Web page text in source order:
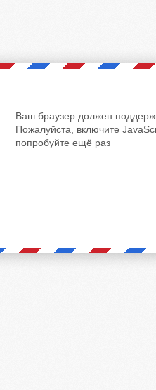
Ваш браузер должен
Пожалуйста, включите
попробуйте ещё раз